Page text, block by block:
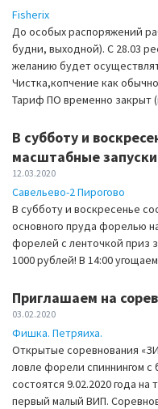
Fisherix
До особых распоряжений
будни, выходной). С 28.03
желанию будет
Чистка,копчение как
Тариф ПО временно закрыт
В субботу и
масштабные
12.03.2020
Савельево-2 Пирогово
В субботу и воскресенье
основного пруда форелью
форелей с ленточкой приз
1000 рублей! В 14:00
Приглашаем на
03.02.2020
Фишка. Петряиха.
Открытые соревнования
ловле форели спиннингом с
состоятся 9.02.2020 года
первый малый ВИП.